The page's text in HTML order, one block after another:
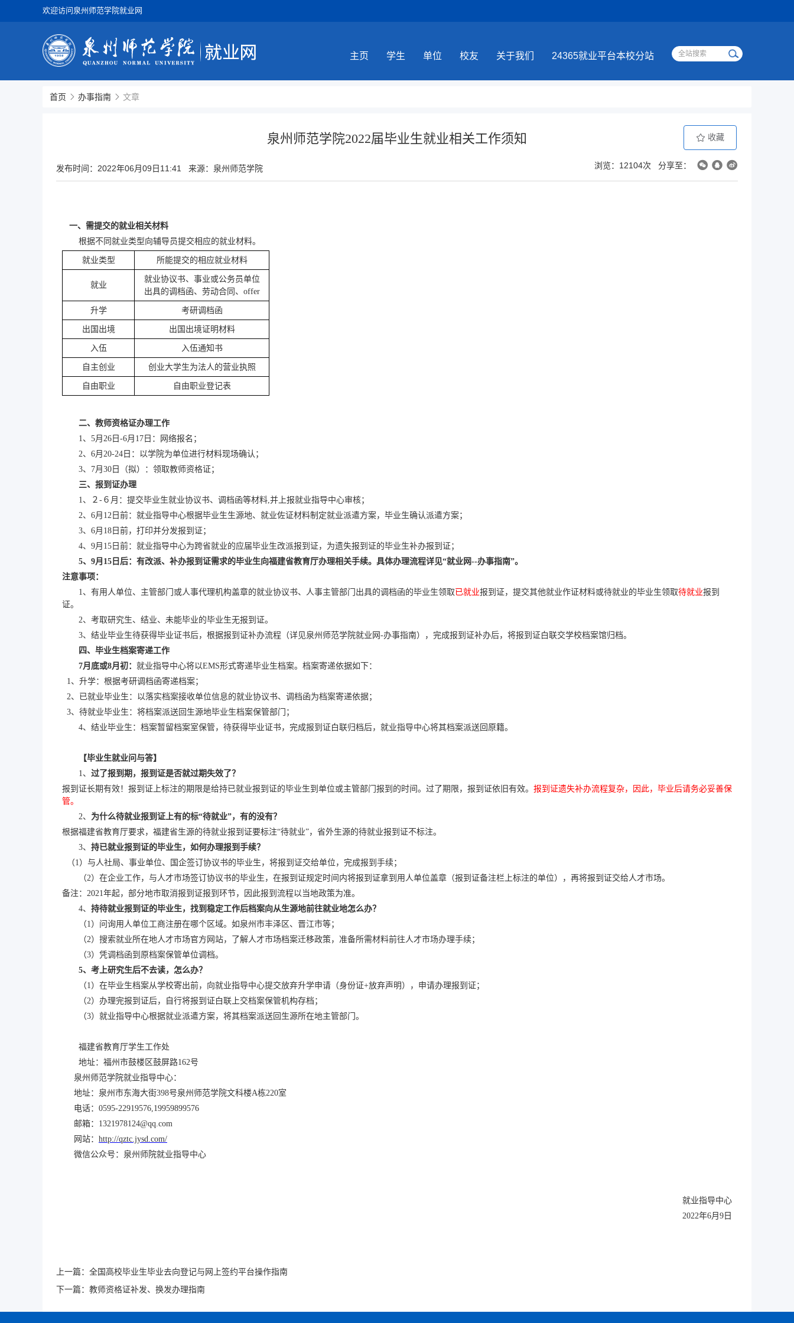
欢迎访问泉州师范学院就业网
主页 学生 单位 校友 关于我们 24365就业平台本校分站
首页 办事指南 文章
泉州师范学院2022届毕业生就业相关工作须知 收藏
浏览：12104次 分享至：
发布时间： 2022年06月09日11:41 来源：泉州师范学院
一、需提交的就业相关材料
根据不同就业类型向辅导员提交相应的就业材料。
就业类型 所能提交的相应就业材料
就业
就业协议书、事业或公务员单位
出具的调档函、劳动合同 、 offer
升学 考研调档函
出国出境 出国出境证明材料
入伍 入伍通知书
自主创业 创业大学生为法人的营业执照
自由职业 自由职业登记表
二、 教师资格证办理工作
1、5月26日-6月17日：网络报名；
2、6月 20-24 日：以学院为单位进行材料现场确认；
3、 7月30日（拟）：领取教师资格证；
三、报到证办理
1、２-６月：提交毕业生就业协议书、调档函等材料,并上报就业指导中心审核；
2、6月 12日前：就业指导中心根据毕业生生源地、就业佐证材料制定就业派遣方案，毕业生确认派遣方案；
3、6月18日前， 打印并分发报到证；
4、 9月15日前：就业指导中心为跨省就业的应届毕业生改派报到证，为遗失报到证的毕业生补办报到证；
5、 9月15日后：有改派、补办报到证需求的毕业生向福建省教育厅办理相关手续。具体办理流程详见“就业网--办事指南”。
注意事项：
1、 有用人单位、主管部门或人事代理机构盖章的就业协议书、人事主管部门出具的调档函的毕业生领取 已就业报到证，提交其他就业作证材料或待就业的毕业生领取待就业报到
证。
2、 考取研究生、结业、未能毕业的毕业生无报到证。
3、 结业毕业生待获得毕业证书后，根据报到证补办流程（详见泉州师范学院就业网 -办事指南），完成报到证补办后，将报到证白联交学校档案馆归档。
四、毕业生档案寄递工作
7月底或8月初： 就业指导中心将以EMS形式寄递毕业生档案。档案寄递依据如下：
1、升学：根据考研调档函寄递档案；
2、已就业毕业生：以落实档案接收单位信息的就业协议书、调档函为档案寄递依据；
3、待就业毕业生：将档案派送回生源地毕业生档案保管部门；
4、结业毕业生：档案暂留档案室保管，待获得毕业证书，完成报到证白联归档后，就业指导中心将其档案派送回原籍。
【毕业生就业问与答】
1、 过了报到期，报到证是否就过期失效了？
报到证长期有效！ 报到证上标注的期限是给持已就业报到证的毕业生到单位或主管部门报到的时间。过了期限，报到证依旧有效。 报到证遗失补办流程复杂，因此，毕业后请务必妥善保
管。
2、 为什么待就业报到证上有的标“待就业”，有的没有？
根据福建省教育厅要求，福建省生源的待就业报到证要标注“待就业”，省外生源的待就业报到证不标注。
3、 持已就业报到证的毕业生，如何办理报到手续？
（1）与人社局、事业单位、国企签订协议书的毕业生，将报到证交给单位，完成报到手续；
（2）在企业工作，与人才市场签订协议书的毕业生，在报到证规定时间内将报到证拿到用人单位盖章（报到证备注栏上标注的单位），再将报到证交给人才市场。
备注： 2021年起，部分地市取消报到证报到环节，因此报到流程以当地政策为准。
4、 持待就业报到证的毕业生，找到稳定工作后档案向从生源地前往就业地怎么办？
（1） 问询用人单位工商注册在哪个区域。如泉州市丰泽区、晋江市等；
（2） 搜索就业所在地人才市场官方网站，了解人才市场档案迁移政策，准备所需材料前往人才市场办理手续；
（3） 凭调档函到原档案保管单位调档。
5、考上研究生后不去读，怎么办？
（1） 在毕业生档案从学校寄出前，向就业指导中心提交放弃升学申请（身份证+放弃声明），申请办理报到证；
（2） 办理完报到证后，自行将报到证白联上交档案保管机构存档；
（3） 就业指导中心根据就业派遣方案，将其档案派送回生源所在地主管部门。
福建省教育厅学生工作处
地址：福州市鼓楼区鼓屏路162号
泉州师范学院就业指导中心：
地址：泉州市东海大街398号泉州师范学院文科楼A栋220室
电话： 0595-22919576,19959899576
邮箱： 1321978124@qq.com
网站： http://qztc.jysd.com/
微信公众号：泉州师院就业指导中心
就业指导中心
2022年6月9日
上一篇： 全国高校毕业生毕业去向登记与网上签约平台操作指南
下一篇： 教师资格证补发、换发办理指南